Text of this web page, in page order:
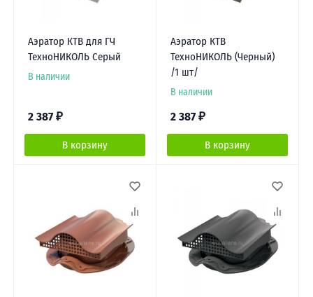
Аэратор КТВ для ГЧ
ТехноНИКОЛЬ Серый
В наличии
2 387 ₽
В корзину
Аэратор КТВ
ТехноНИКОЛЬ (Черный)
/1 шт/
В наличии
2 387 ₽
В корзину